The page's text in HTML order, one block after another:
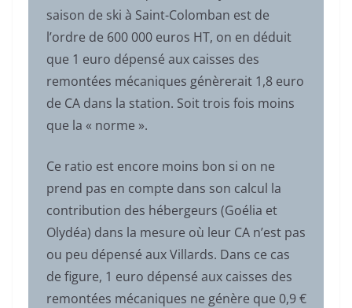
saison de ski à Saint-Colomban est de
l’ordre de 600 000 euros HT, on en déduit
que 1 euro dépensé aux caisses des
remontées mécaniques génèrerait 1,8 euro
de CA dans la station. Soit trois fois moins
que la « norme ».
Ce ratio est encore moins bon si on ne
prend pas en compte dans son calcul la
contribution des hébergeurs (Goélia et
Olydéa) dans la mesure où leur CA n’est pas
ou peu dépensé aux Villards. Dans ce cas
de figure, 1 euro dépensé aux caisses des
remontées mécaniques ne génère que 0,9 €